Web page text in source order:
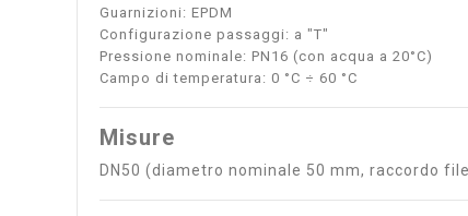
Guarnizioni: EPDM
Configurazione passaggi: a "T"
Pressione nominale: PN16 (con acqua a 20°C)
Campo di temperatura: 0 °C ÷ 60 °C
Misure
DN50 (diametro nominale 50 mm, raccordo